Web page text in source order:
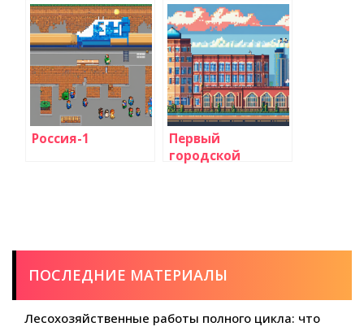
Россия-1
Первый
городской
ПОСЛЕДНИЕ МАТЕРИАЛЫ
Лесохозяйственные работы полного цикла: что